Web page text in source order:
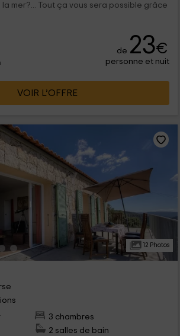
mer?... Tout ça vous sera possible grâce
de 23€
personne et nuit
VOIR L’OFFRE
12 Photos
3 chambres
2 salles de bain